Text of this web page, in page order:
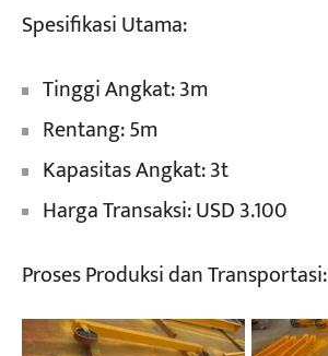
Spesifikasi Utama:
Tinggi Angkat: 3m
Rentang: 5m
Kapasitas Angkat: 3t
Harga Transaksi: USD 3.100
Proses Produksi dan Transportasi: